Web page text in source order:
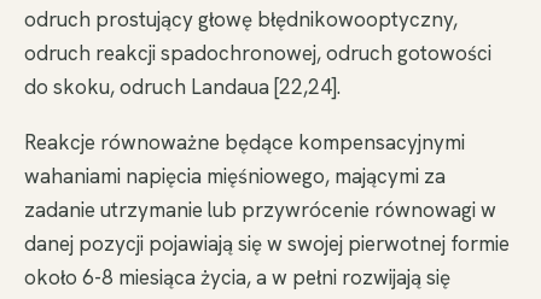
odruch prostujący głowę błędnikowooptyczny,
odruch reakcji spadochronowej, odruch gotowości
do skoku, odruch Landaua [22,24].
Reakcje równoważne będące kompensacyjnymi
wahaniami napięcia mięśniowego, mającymi za
zadanie utrzymanie lub przywrócenie równowagi w
danej pozycji pojawiają się w swojej pierwotnej formie
około 6-8 miesiąca życia, a w pełni rozwijają się